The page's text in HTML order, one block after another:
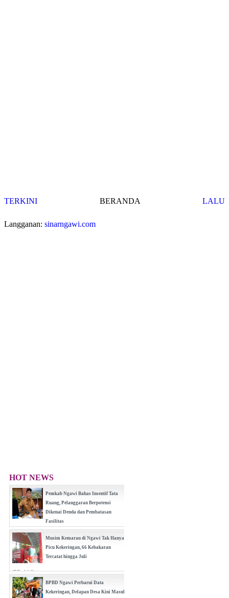
TERKINI LALU
BERANDA
Langganan: sinarngawi.com
HOT NEWS
Pemkab Ngawi Bahas Insentif Tata
Ruang, Pelanggaran Berpotensi
Dikenai Denda dan Pembatasan
Fasilitas
(0 Reply(s))
Musim Kemarau di Ngawi Tak Hanya
Picu Kekeringan, 66 Kebakaran
Tercatat hingga Juli
(0 Reply(s))
BPBD Ngawi Perbarui Data
Kekeringan, Delapan Desa Kini Masuk